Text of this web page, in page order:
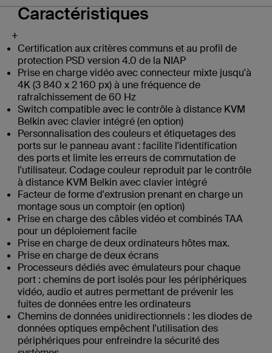
Caractéristiques
+
Certification aux critères communs et au profil de
protection PSD version 4.0 de la NIAP
Prise en charge vidéo avec connecteur mixte jusqu'à
4K (3 840 x 2 160 px) à une fréquence de
rafraîchissement de 60 Hz
Switch compatible avec le contrôle à distance KVM
Belkin avec clavier intégré (en option)
Personnalisation des couleurs et étiquetages des
ports sur le panneau avant : facilite l'identification
des ports et limite les erreurs de commutation de
l'utilisateur. Codage couleur reproduit par le contrôle
à distance KVM Belkin avec clavier intégré
Facteur de forme d'extrusion prenant en charge un
montage sous un comptoir (en option)
Prise en charge des câbles vidéo et combinés TAA
pour un déploiement facile
Prise en charge de deux ordinateurs hôtes max.
Prise en charge de deux écrans
Processeurs dédiés avec émulateurs pour chaque
port : chemins de port isolés pour les périphériques
vidéo, audio et autres permettant de prévenir les
fuites de données entre les ordinateurs
Chemins de données unidirectionnels : les diodes de
données optiques empêchent l'utilisation des
périphériques pour enfreindre la sécurité des